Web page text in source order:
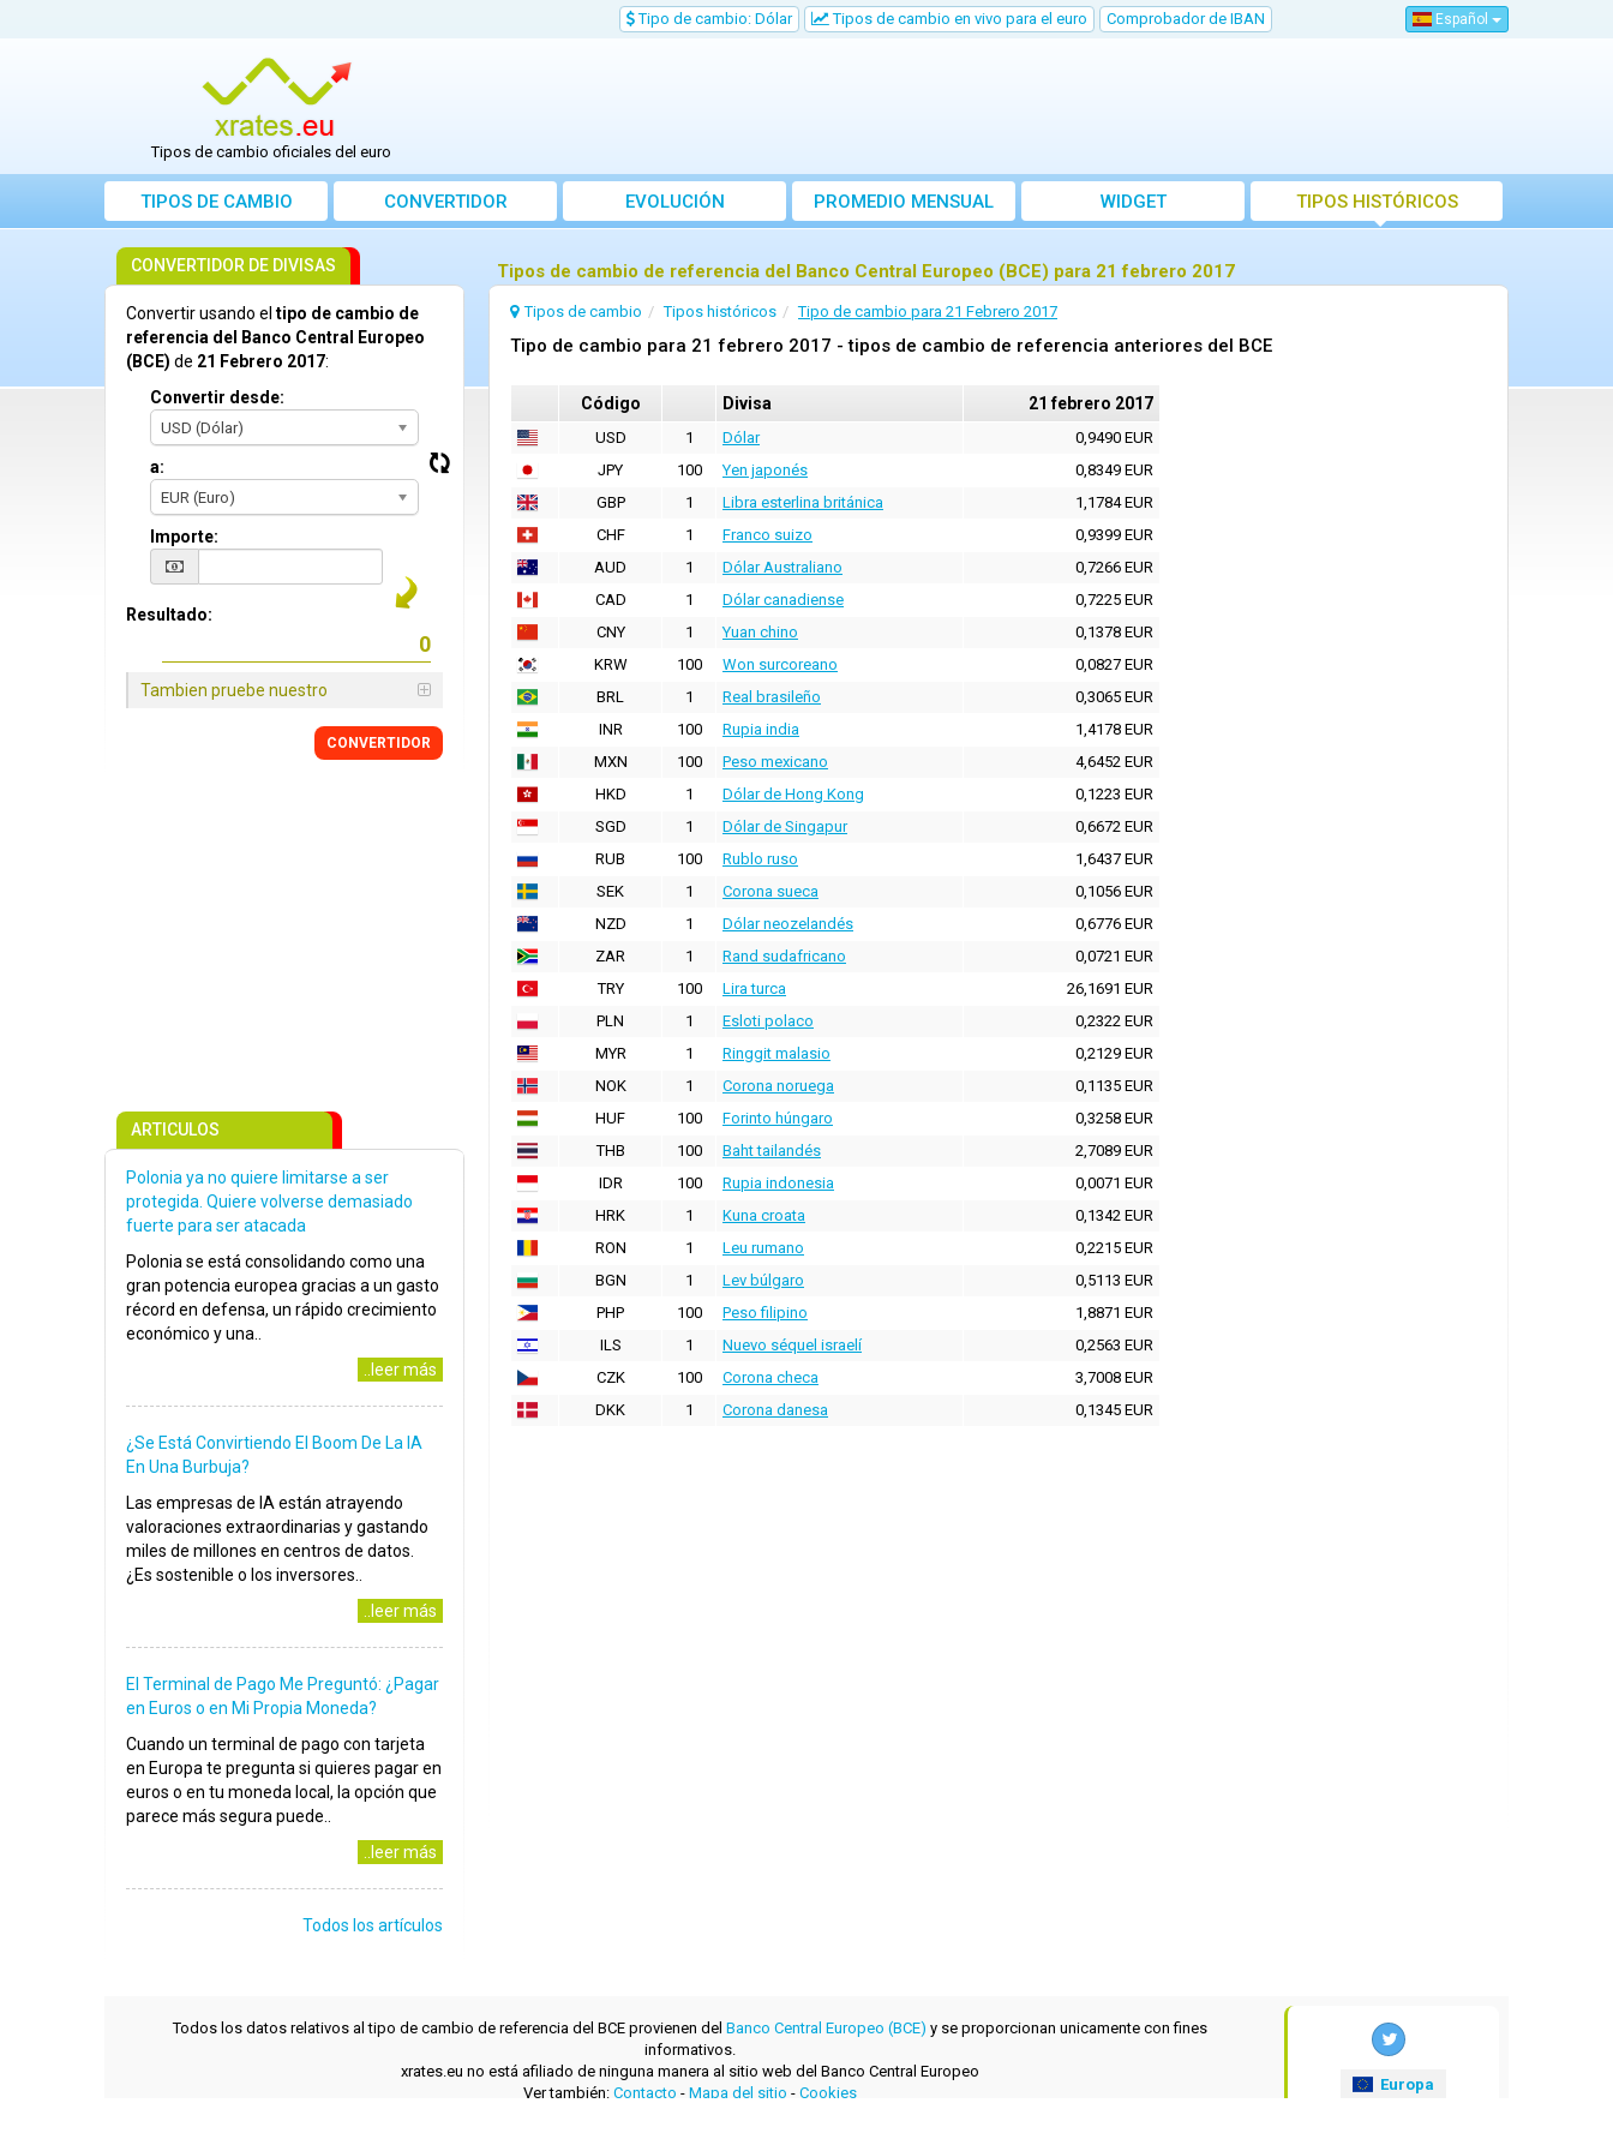
Tipo de cambio: Dólar Tipos de cambio en vivo para el euro Comprobador de IBAN Español
Tipos de cambio oficiales del euro
TIPOS DE CAMBIO CONVERTIDOR EVOLUCIÓN PROMEDIO MENSUAL WIDGET TIPOS HISTÓRICOS
Tipos de cambio de referencia del Banco Central Europeo (BCE) para 21 febrero 2017
Tipos de cambio Tipos históricos Tipo de cambio para 21 Febrero 2017
Tipo de cambio para 21 febrero 2017 - tipos de cambio de referencia anteriores del BCE
Código Divisa 21 febrero 2017
USD 1 Dólar
0,9490 EUR
JPY
100 Yen japonés
0,8349 EUR
GBP
1 Libra esterlina británica
1,1784 EUR
CHF
1 Franco suizo
0,9399 EUR
AUD
1 Dólar Australiano
0,7266 EUR
CAD
1 Dólar canadiense
0,7225 EUR
CNY
1 Yuan chino
0,1378 EUR
KRW
100 Won surcoreano
0,0827 EUR
BRL
1 Real brasileño
0,3065 EUR
INR
100 Rupia india
1,4178 EUR
MXN
100 Peso mexicano
4,6452 EUR
HKD
1 Dólar de Hong Kong
0,1223 EUR
SGD
1 Dólar de Singapur
0,6672 EUR
RUB
100 Rublo ruso
1,6437 EUR
SEK
1 Corona sueca
0,1056 EUR
NZD
1 Dólar neozelandés
0,6776 EUR
ZAR
1 Rand sudafricano
0,0721 EUR
TRY
100 Lira turca
26,1691 EUR
PLN
1 Esloti polaco
0,2322 EUR
MYR
1 Ringgit malasio
0,2129 EUR
NOK
1 Corona noruega
0,1135 EUR
HUF
100 Forinto húngaro
0,3258 EUR
THB
100 Baht tailandés
2,7089 EUR
IDR
100 Rupia indonesia
0,0071 EUR
HRK
1 Kuna croata
0,1342 EUR
RON
1 Leu rumano
0,2215 EUR
BGN
1 Lev búlgaro
0,5113 EUR
PHP
100 Peso filipino
1,8871 EUR
ILS
1 Nuevo séquel israelí
0,2563 EUR
CZK
100 Corona checa
3,7008 EUR
DKK
1 Corona danesa 0,1345 EUR
CONVERTIDOR DE DIVISAS
Convertir usando el tipo de cambio de
referencia del Banco Central Europeo
(BCE) de 21 Febrero 2017:
Convertir desde:
USD (Dólar)
a:
EUR (Euro)
Importe:
Resultado:
Tambien pruebe nuestro
CONVERTIDOR
ARTICULOS
Polonia ya no quiere limitarse a ser
protegida. Quiere volverse demasiado
fuerte para ser atacada
Polonia se está consolidando como una
gran potencia europea gracias a un gasto
récord en defensa, un rápido crecimiento
económico y una..
..leer más
¿Se Está Convirtiendo El Boom De La IA
En Una Burbuja?
Las empresas de IA están atrayendo
valoraciones extraordinarias y gastando
miles de millones en centros de datos.
¿Es sostenible o los inversores..
..leer más
El Terminal de Pago Me Preguntó: ¿Pagar
en Euros o en Mi Propia Moneda?
Cuando un terminal de pago con tarjeta
en Europa te pregunta si quieres pagar en
euros o en tu moneda local, la opción que
parece más segura puede..
..leer más
Todos los artículos
Todos los datos relativos al tipo de cambio de referencia del BCE provienen del Banco Central Europeo (BCE) y se proporcionan unicamente con fines
informativos.
xrates.eu no está afiliado de ninguna manera al sitio web del Banco Central Europeo
Ver también: Contacto - Mapa del sitio - Cookies
Europa